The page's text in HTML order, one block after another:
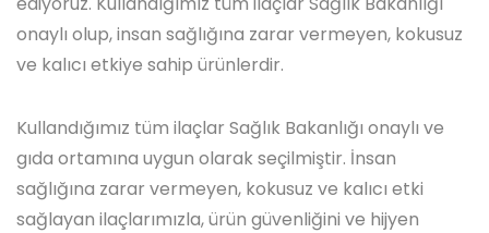
onaylı olup, insan sağlığına zarar vermeyen, kokusuz
ve kalıcı etkiye sahip ürünlerdir.
Kullandığımız tüm ilaçlar Sağlık Bakanlığı onaylı ve
gıda ortamına uygun olarak seçilmiştir. İnsan
sağlığına zarar vermeyen, kokusuz ve kalıcı etki
sağlayan ilaçlarımızla, ürün güvenliğini ve hijyen